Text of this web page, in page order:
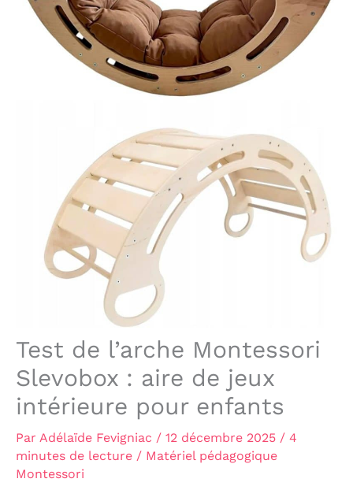
Test de l’arche Montessori
Slevobox : aire de jeux
intérieure pour enfants
Par Adélaïde Fevigniac / 12 décembre 2025 / 4
minutes de lecture / Matériel pédagogique
Montessori